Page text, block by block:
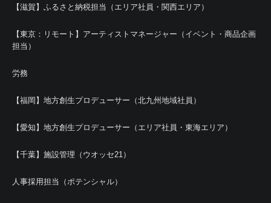
【滋賀】ふるさと納税担当（エリア社員・関西エリア）
【東京：リモート】アーティストマネージャー（イベント・商品企画
担当）
労務
【福岡】地方創生プロデューサー（北九州地域社員）
【愛知】地方創生プロデューサー（エリア社員・東海エリア）
【千葉】施設管理（ウオッセ21）
人事採用担当（ポテンシャル）